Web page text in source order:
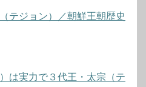
テジョン）／朝鮮王朝歴史
は実力で３代王・太宗（テ